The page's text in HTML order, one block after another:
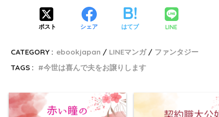
ポスト シェア はてブ LINE
CATEGORY : ebookjapan LINEマンガ
ファンタジー
TAGS :
今世は喜んで夫をお譲りします